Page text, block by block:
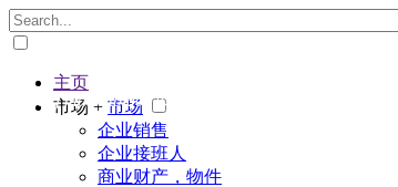
The big marketplace for business
主页
市场 + 市场
企业销售
企业接班人
商业财产，物件